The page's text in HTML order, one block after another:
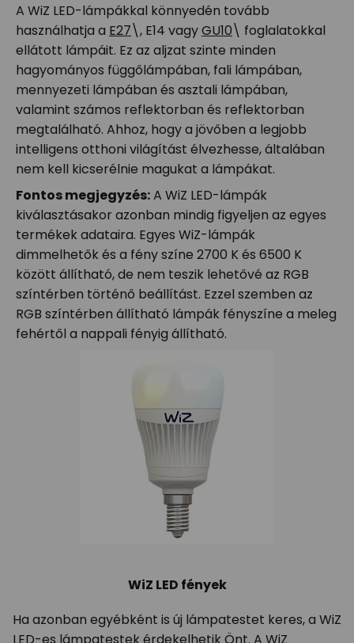
A WiZ LED-lámpákkal könnyedén tovább
használhatja a E27\, E14 vagyGU10\ foglalatokkal
ellátott lámpáit. Ez az aljzat szinte minden
hagyományos függőlámpában, fali lámpában,
mennyezeti lámpában és asztali lámpában,
valamint számos reflektorban és reflektorban
megtalálható. Ahhoz, hogy a jövőben a legjobb
intelligens otthoni világítást élvezhesse, általában
nem kell kicserélnie magukat a lámpákat.
Fontos megjegyzés:A WiZ LED-lámpák
kiválasztásakor azonban mindig figyeljen az egyes
termékek adataira. Egyes WiZ-lámpák
dimmelhetők és a fény színe 2700 K és 6500 K
között állítható, de nem teszik lehetővé az RGB
színtérben történő beállítást. Ezzel szemben az
RGB színtérben állítható lámpák fényszíne a meleg
fehértől a nappali fényig állítható.
WiZ LED fények
Ha azonban egyébként is új lámpatestet keres, a WiZ
LED-es lámpatestek érdekelhetik Önt. A WiZ